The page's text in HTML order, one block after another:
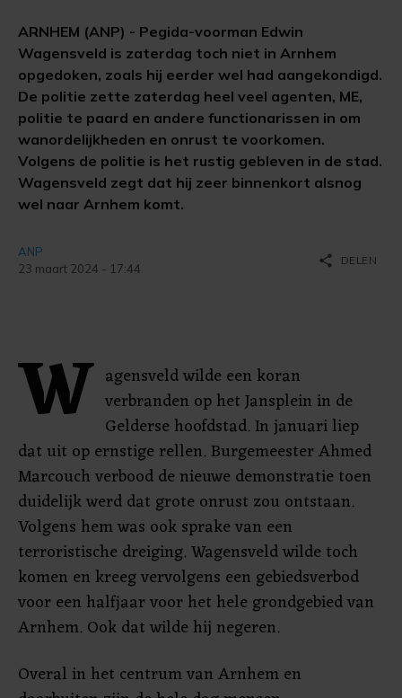
ARNHEM (ANP) - Pegida-voorman Edwin
Wagensveld is zaterdag toch niet in Arnhem
opgedoken, zoals hij eerder wel had aangekondigd.
De politie zette zaterdag heel veel agenten, ME,
politie te paard en andere functionarissen in om
wanordelijkheden en onrust te voorkomen.
Volgens de politie is het rustig gebleven in de stad.
Wagensveld zegt dat hij zeer binnenkort alsnog
wel naar Arnhem komt.
ANP
23 maart 2024 - 17:44
share DELEN
W agensveld wilde een koran
verbranden op het Jansplein in de
Gelderse hoofdstad. In januari liep
dat uit op ernstige rellen. Burgemeester Ahmed
Marcouch verbood de nieuwe demonstratie toen
duidelijk werd dat grote onrust zou ontstaan.
Volgens hem was ook sprake van een
terroristische dreiging. Wagensveld wilde toch
komen en kreeg vervolgens een gebiedsverbod
voor een halfjaar voor het hele grondgebied van
Arnhem. Ook dat wilde hij negeren.
Overal in het centrum van Arnhem en